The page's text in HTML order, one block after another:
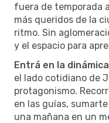
fuera de temporada
más queridos de la
ritmo. Sin
y el espacio para
Entrá en la
el lado cotidiano de
protagonismo.
en las guías,
una mañana en un